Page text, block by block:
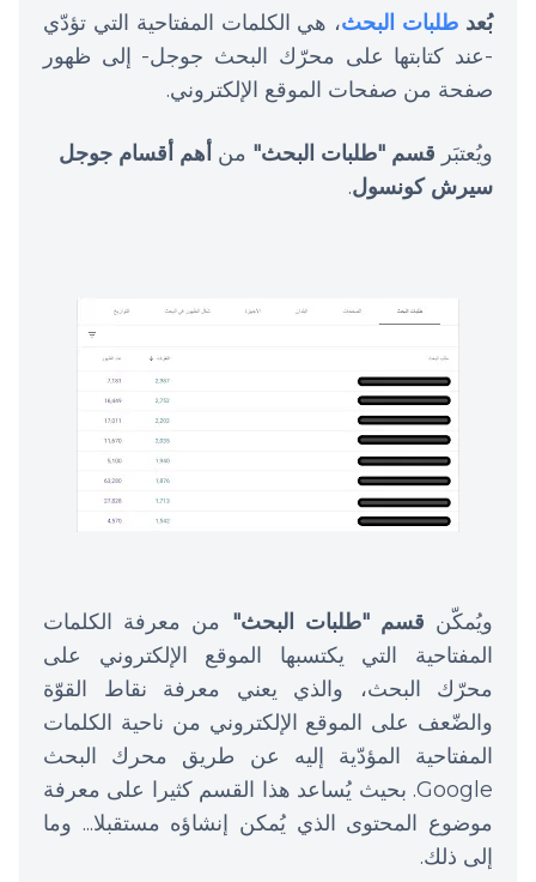
بُعد طلبات البحث، هي الكلمات المفتاحية التي تؤدّي
-عند كتابتها على محرّك البحث جوجل- إلى ظهور
صفحة من صفحات الموقع الإلكتروني.
ويُعتبَر قسم "طلبات البحث" من أهم أقسام جوجل
سيرش كونسول.
ويُمكّن قسم "طلبات البحث" من معرفة الكلمات
المفتاحية التي يكتسبها الموقع الإلكتروني على
محرّك البحث، والذي يعني معرفة نقاط القوّة
والضّعف على الموقع الإلكتروني من ناحية الكلمات
المفتاحية المؤدّية إليه عن طريق محرك البحث
Google. بحيث يُساعد هذا القسم كثيرا على معرفة
موضوع المحتوى الذي يُمكن إنشاؤه مستقبلا... وما
إلى ذلك.